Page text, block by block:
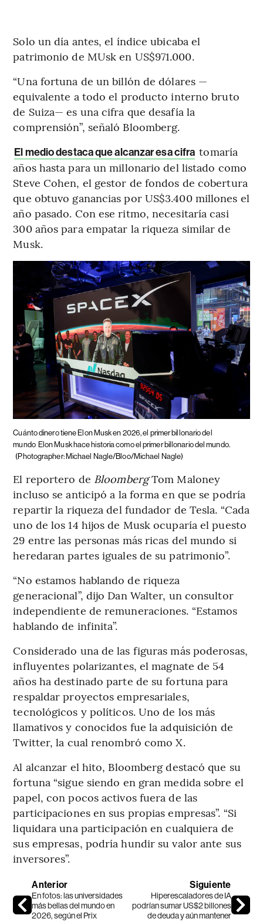
Solo un día antes, el índice ubicaba el
patrimonio de MUsk en US$971.000.
“Una fortuna de un billón de dólares —
equivalente a todo el producto interno bruto
de Suiza— es una cifra que desafía la
comprensión”, señaló Bloomberg.
El medio destaca que alcanzar esa cifra tomaría
años hasta para un millonario del listado como
Steve Cohen, el gestor de fondos de cobertura
que obtuvo ganancias por US$3.400 millones el
año pasado. Con ese ritmo, necesitaría casi
300 años para empatar la riqueza similar de
Musk.
Cuánto dinero tiene Elon Musk en 2026, el primer billonario del
mundo Elon Musk hace historia como el primer billonario del mundo.
(Photographer: Michael Nagle/Bloo/Michael Nagle)
El reportero de BloombergTom Maloney
incluso se anticipó a la forma en que se podría
repartir la riqueza del fundador de Tesla. “Cada
uno de los 14 hijos de Musk ocuparía el puesto
29 entre las personas más ricas del mundo si
heredaran partes iguales de su patrimonio”.
“No estamos hablando de riqueza
generacional”, dijo Dan Walter, un consultor
independiente de remuneraciones. “Estamos
hablando de infinita”.
Considerado una de las figuras más poderosas,
influyentes polarizantes, el magnate de 54
años ha destinado parte de su fortuna para
respaldar proyectos empresariales,
tecnológicos y políticos. Uno de los más
llamativos y conocidos fue la adquisición de
Twitter, la cual renombró como X.
Al alcanzar el hito, Bloomberg destacó que su
fortuna “sigue siendo en gran medida sobre el
papel, con pocos activos fuera de las
participaciones en sus propias empresas”. “Si
liquidara una participación en cualquiera de
sus empresas, podría hundir su valor ante sus
inversores”.
Anterior
En fotos: las universidades
más bellas del mundo en
2026, según el Prix
Siguiente
Hiperescaladores de IA
podrían sumar US$2 billones
de deuda y aún mantener